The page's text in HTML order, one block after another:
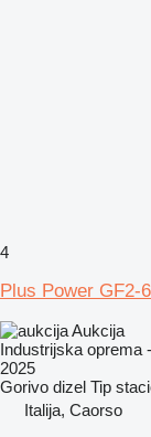
4
Plus Power GF2-
Aukcija
Industrijska oprema
2025
Gorivo dizel Tip
Italija, Caorso